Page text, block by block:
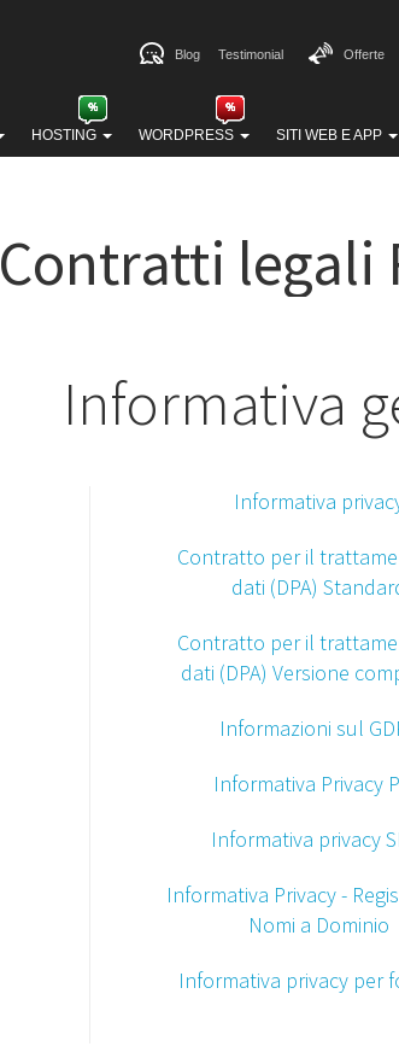
HOSTING WORDPRESS SITI WEB E APP
Blog Testimonial Offerte
Contratti legali
Informativa
Informativa
Contratto per il
dati (DPA)
Contratto per il
dati (DPA) Versione
Informazioni sul
Informativa Privacy
Informativa privacy
Informativa Privacy -
Nomi a Dominio
Informativa privacy per